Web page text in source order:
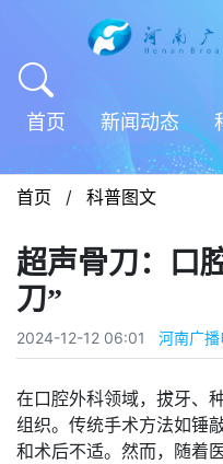
首页 新闻动态
首页 / 科普图文
超声骨刀：口
刀”
2024-12-12 06:01 河南广
在口腔外科领域，拔牙、
组织。传统手术方法如锤
和术后不适。然而，随着